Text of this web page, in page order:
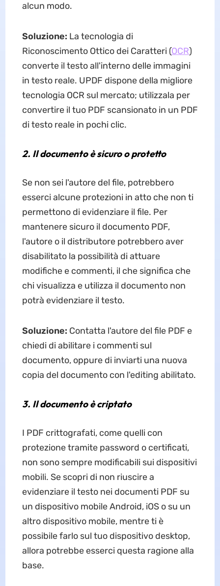
alcun modo.
Soluzione: La tecnologia di
Riconoscimento Ottico dei Caratteri (OCR)
converte il testo all'interno delle immagini
in testo reale. UPDF dispone della migliore
tecnologia OCR sul mercato; utilizzala per
convertire il tuo PDF scansionato in un PDF
di testo reale in pochi clic.
2. Il documento è sicuro o protetto
Se non sei l'autore del file, potrebbero
esserci alcune protezioni in atto che non ti
permettono di evidenziare il file. Per
mantenere sicuro il documento PDF,
l'autore o il distributore potrebbero aver
disabilitato la possibilità di attuare
modifiche e commenti, il che significa che
chi visualizza e utilizza il documento non
potrà evidenziare il testo.
Soluzione: Contatta l'autore del file PDF e
chiedi di abilitare i commenti sul
documento, oppure di inviarti una nuova
copia del documento con l'editing abilitato.
3. Il documento è criptato
I PDF crittografati, come quelli con
protezione tramite password o certificati,
non sono sempre modificabili sui dispositivi
mobili. Se scopri di non riuscire a
evidenziare il testo nei documenti PDF su
un dispositivo mobile Android, iOS o su un
altro dispositivo mobile, mentre ti è
possibile farlo sul tuo dispositivo desktop,
allora potrebbe esserci questa ragione alla
base.